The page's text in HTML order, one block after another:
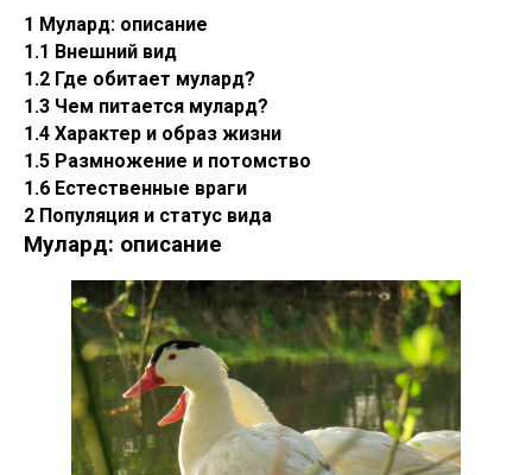
1 Мулард: описание
1.1 Внешний вид
1.2 Где обитает мулард?
1.3 Чем питается мулард?
1.4 Характер и образ жизни
1.5 Размножение и потомство
1.6 Естественные враги
2 Популяция и статус вида
Мулард: описание